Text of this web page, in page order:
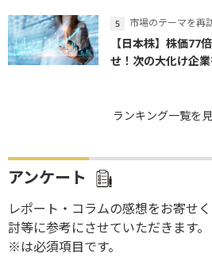
市場のテーマを再訪す
【日本株】株価77
せ！次の大化け企
ランキング一覧を
アンケート
レポート・コラムの感想をお寄せ
討等に参考にさせていただきます。
※は必須項目です。